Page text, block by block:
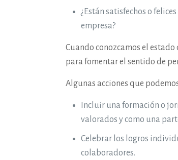
¿Están satisfechos o
empresa?
Cuando conozcamos el
para fomentar el sentido de
Algunas acciones que
Incluir una formación o
valorados y como una
Celebrar los logros
colaboradores.